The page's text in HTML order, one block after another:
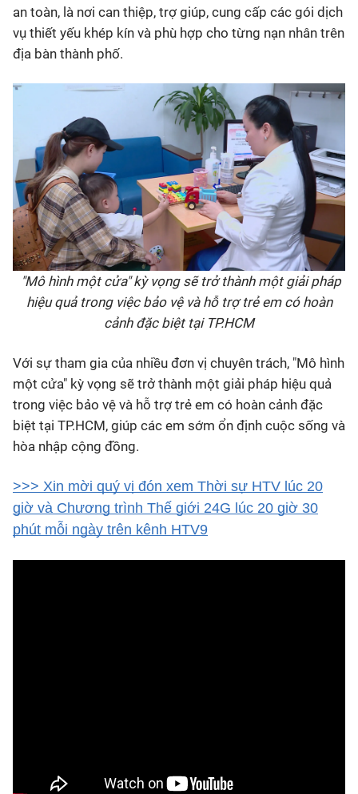
an toàn, là nơi can thiệp, trợ giúp, cung cấp các gói dịch
vụ thiết yếu khép kín và phù hợp cho từng nạn nhân trên
địa bàn thành phố.
"Mô hình một cửa" kỳ vọng sẽ trở thành một giải pháp
hiệu quả trong việc bảo vệ và hỗ trợ trẻ em có hoàn
cảnh đặc biệt tại TP.HCM
Với sự tham gia của nhiều đơn vị chuyên trách, "Mô hình
một cửa" kỳ vọng sẽ trở thành một giải pháp hiệu quả
trong việc bảo vệ và hỗ trợ trẻ em có hoàn cảnh đặc
biệt tại TP.HCM, giúp các em sớm ổn định cuộc sống và
hòa nhập cộng đồng.
>>> Xin mời quý vị đón xem Thời sự HTV lúc 20
giờ và Chương trình Thế giới 24G lúc 20 giờ 30
phút mỗi ngày trên kênh HTV9